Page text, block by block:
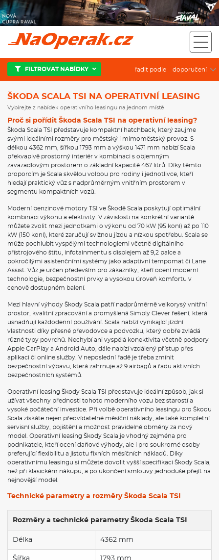
Škoda Scala TSI na operativní leasing
FILTROVAT NABÍDKY řadit podle
ŠKODA SCALA TSI NA OPERATIVNÍ LEASING
Vybírejte z nabídek operativního leasingu na jednom místě
Proč si pořídit Škoda Scala TSI na operativní leasing?
Škoda Scala TSI představuje kompaktní hatchback, který zaujme
svými ideálními rozměry pro městský i mimoměstský provoz. S
délkou 4362 mm, šířkou 1793 mm a výškou 1471 mm nabízí Scala
překvapivě prostorný interiér v kombinaci s objemným
zavazadlovým prostorem o základní kapacitě 467 litrů. Díky těmto
proporcím je Scala skvělou volbou pro rodiny i jednotlivce, kteří
hledají praktický vůz s nadprůměrným vnitřním prostorem v
segmentu kompaktních vozů.
Moderní benzinové motory TSI ve Škodě Scala poskytují optimální
kombinaci výkonu a efektivity. V závislosti na konkrétní variantě
můžete zvolit mezi jednotkami o výkonu od 70 kW (95 koní) až po 110
kW (150 koní), které zaručují svižnou jízdu a nízkou spotřebu. Scala se
může pochlubit vyspělými technologiemi včetně digitálního
přístrojového štítu, infotainmentu s displejem až 9,2 palce a
pokročilými asistenčními systémy jako adaptivní tempomat či Lane
Assist. Vůz je určen především pro zákazníky, kteří ocení moderní
technologie, bezpečnostní prvky a vysokou úroveň komfortu v
cenově dostupném balení.
Mezi hlavní výhody Škody Scala patří nadprůměrně velkorysý vnitřní
prostor, kvalitní zpracování a promyšlená Simply Clever řešení, která
usnadňují každodenní používání. Scala nabízí vynikající jízdní
vlastnosti díky přesné převodovce a podvozku, který dobře zvládá
různé typy povrchů. Nechybí ani vyspělá konektivita včetně podpory
Apple CarPlay a Android Auto, dále nabízí vzdálený přístup přes
aplikaci či online služby. V neposlední řadě je třeba zmínit
bezpečnostní výbavu, která zahrnuje až 9 airbagů a řadu aktivních
bezpečnostních systémů.
Operativní leasing Škody Scala TSI představuje ideální způsob, jak si
užívat všechny přednosti tohoto moderního vozu bez starostí a
vysoké počáteční investice. Při volbě operativního leasingu pro Škodu
Scala získáte nejen předvídatelné měsíční náklady, ale také kompletní
servisní služby, pojištění a možnost pravidelné obměny za nový
model. Operativní leasing Škody Scala je vhodný zejména pro
podnikatele, kteří ocení daňové výhody, ale i pro soukromé osoby
preferující flexibilitu a jistotu fixních měsíčních nákladů. Díky
operativnímu leasingu si můžete dovolit vyšší specifikaci Škody Scala,
než při klasickém nákupu, a po ukončení smlouvy jednoduše přejít na
nejnovější model.
Technické parametry a rozměry Škoda Scala TSI
Rozměry a technické parametry Škoda Scala TSI
Délka 4362 mm
Šířka 1793 mm